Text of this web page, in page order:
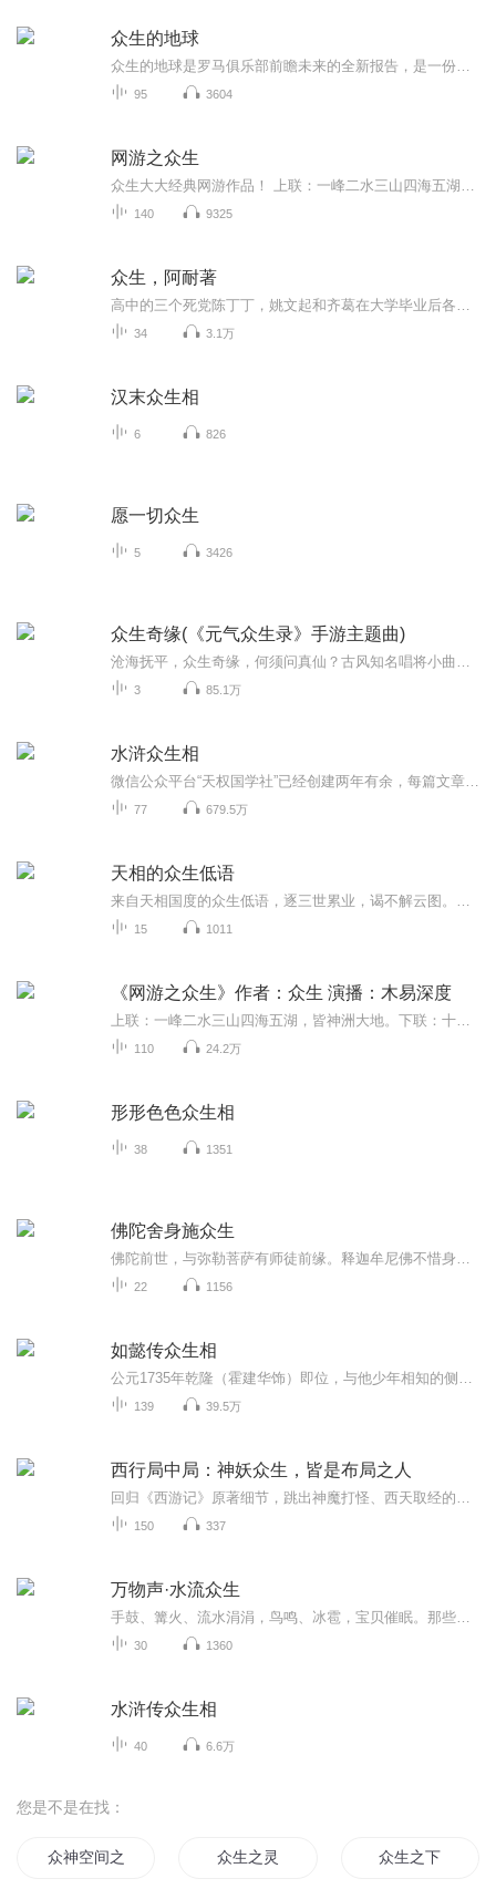
众生的地球
95 3604
网游之众生
140 9325
众生，阿耐著
34 3.1万
汉末众生相
6 826
愿一切众生
5 3426
众生奇缘(《元气众生录》手游主题曲)
3 85.1万
水浒众生相
77 679.5万
天相的众生低语
15 1011
《网游之众生》作者：众生 演播：木易深度
110 24.2万
形形色色众生相
38 1351
佛陀舍身施众生
22 1156
如懿传众生相
139 39.5万
西行局中局：神妖众生，皆是布局之人
150 337
万物声·水流众生
30 1360
水浒传众生相
40 6.6万
您是不是在找：
众神空间之穿越 众生之灵 众生之下